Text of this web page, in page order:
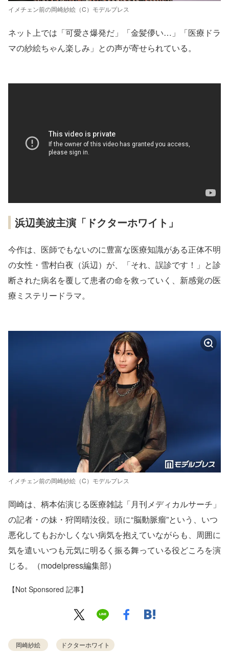
イメチェン前の岡崎紗絵（C）モデルプレス
ネット上では「可愛さ爆発だ」「金髪儚い…」「医療ドラ
マの紗絵ちゃん楽しみ」との声が寄せられている。
浜辺美波主演「ドクターホワイト」
今作は、医師でもないのに豊富な医療知識がある正体不明
の女性・雪村白夜（浜辺）が、「それ、誤診です！」と診
断された病名を覆して患者の命を救っていく、新感覚の医
療ミステリードラマ。
イメチェン前の岡崎紗絵（C）モデルプレス
岡崎は、柄本佑演じる医療雑誌「月刊メディカルサーチ」
の記者・の妹・狩岡晴汝役。頭に“脳動脈瘤”という、いつ
悪化してもおかしくない病気を抱えていながらも、周囲に
気を遣いいつも元気に明るく振る舞っている役どころを演
じる。（modelpress編集部）
【Not Sponsored 記事】
岡崎紗絵 ドクターホワイト